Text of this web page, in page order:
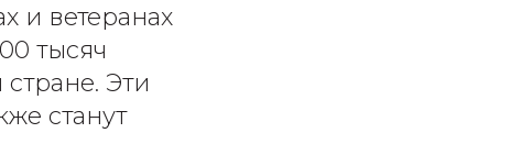
и ветеранах
тысяч
Эти
станут